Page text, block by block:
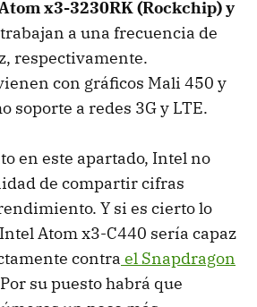
x3-3230RK (Rockchip) y
a una frecuencia de
respectivamente.
con gráficos Mali 450 y
soporte a redes 3G y LTE.
en este apartado, Intel no
de compartir cifras
Y si es cierto lo
Atom x3-C440 sería capaz
contra el Snapdragon
Por su puesto habrá que